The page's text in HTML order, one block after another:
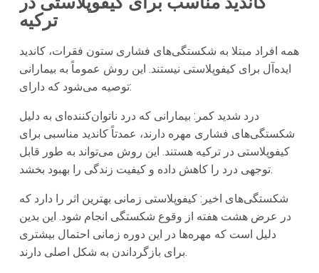
ترکیه
همه افراد مبتلا به شکستگی‌های فشاری ستون فقرات، کاندید
ایده‌آل برای کیفوپلاستی نیستند. این روش عموماً به بیمارانی
توصیه می‌شود که دارای:
درد شدید کمر: بیمارانی که درد ناتوان‌کننده‌ای به دلیل
شکستگی‌های فشاری مهره دارند، عمدتاً کاندید مناسبی برای
کیفوپلاستی در ترکیه هستند. این روش می‌تواند به طور قابل
توجهی درد را کاهش داده و کیفیت زندگی را بهبود بخشد.
شکستگی‌های اخیر: کیفوپلاستی زمانی بهترین اثر را دارد که
در عرض هشت هفته از وقوع شکستگی انجام شود. این بدین
دلیل است که مهره‌ها در این دوره زمانی احتمال بیشتری
برای بازگرداندن به شکل اصلی دارند.